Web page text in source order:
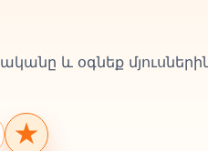
և օգնեք
★